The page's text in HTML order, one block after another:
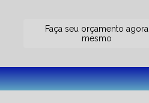
Faça seu orçamento agora
mesmo